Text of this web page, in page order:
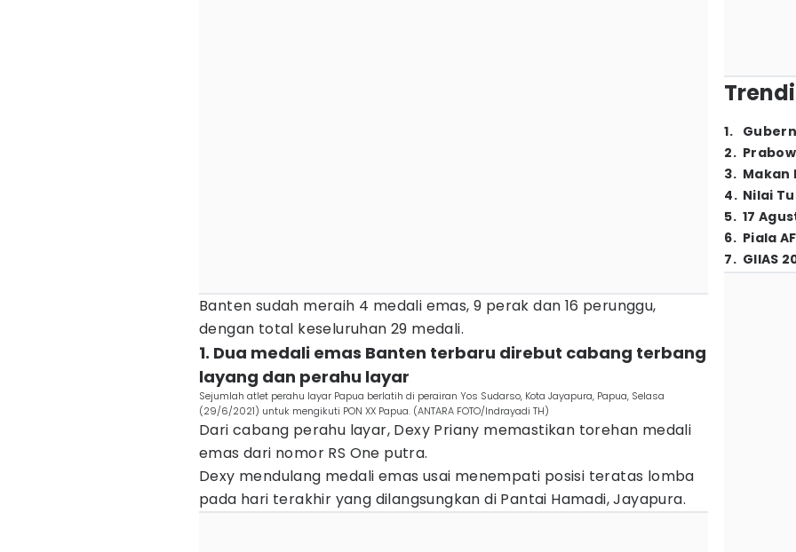
Banten sudah meraih 4 medali emas, 9 perak dan 16 perunggu,
dengan total keseluruhan 29 medali.
1. Dua medali emas Banten terbaru direbut cabang terbang
layang dan perahu layar
Sejumlah atlet perahu layar Papua berlatih di perairan Yos Sudarso, Kota Jayapura, Papua, Selasa
(29/6/2021) untuk mengikuti PON XX Papua. (ANTARA FOTO/Indrayadi TH)
Dari cabang perahu layar, Dexy Priany memastikan torehan medali
emas dari nomor RS One putra.
Dexy mendulang medali emas usai menempati posisi teratas lomba
pada hari terakhir yang dilangsungkan di Pantai Hamadi, Jayapura.
1.
2.
3. Makan
4. Nilai
5. 17
6. Piala
7. GIIAS